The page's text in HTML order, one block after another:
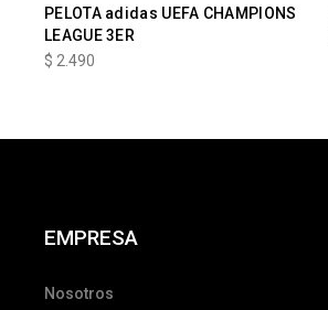
PELOTA adidas UEFA CHAMPIONS
LEAGUE 3ER
$ 2.490
EMPRESA
Nosotros